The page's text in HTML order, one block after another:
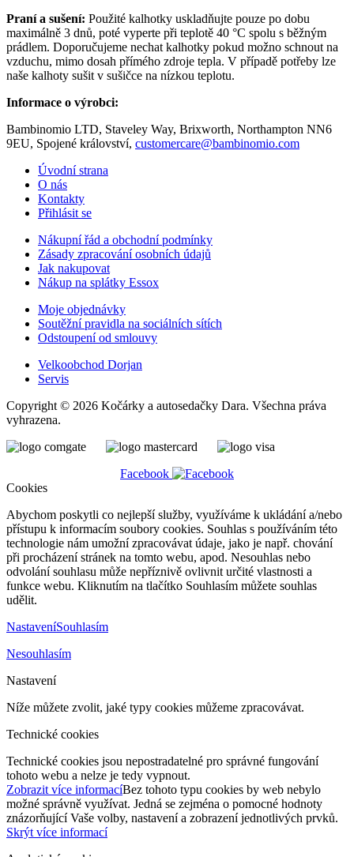
Praní a sušení: Použité kalhotky uskladňujte pouze po dobu
maximálně 3 dnů, poté vyperte při teplotě 40 °C spolu s běžným
prádlem. Doporučujeme nechat kalhotky pokud možno schnout na
vzduchu, mimo dosah přímého zdroje tepla. V případě potřeby lze
naše kalhoty sušit v sušičce na nízkou teplotu.
Informace o výrobci:
Bambinomio LTD, Staveley Way, Brixworth, Northampton NN6
9EU, Spojené království, customercare@bambinomio.com
Úvodní strana
O nás
Kontakty
Přihlásit se
Nákupní řád a obchodní podmínky
Zásady zpracování osobních údajů
Jak nakupovat
Nákup na splátky Essox
Moje objednávky
Soutěžní pravidla na sociálních sítích
Odstoupení od smlouvy
Velkoobchod Dorjan
Servis
Copyright © 2026 Kočárky a autosedačky Dara. Všechna práva
vyhrazena.
Facebook
Cookies
Abychom poskytli co nejlepší služby, využíváme k ukládání a/nebo
přístupu k informacím soubory cookies. Souhlas s používáním této
technologie nám umožní zpracovávat údaje, jako je např. chování
při procházení stránek na tomto webu, apod. Nesouhlas nebo
odvolání souhlasu může nepříznivě ovlivnit určité vlastnosti a
funkce webu. Kliknutím na tlačítko Souhlasím můžete souhlas
udělit.
NastaveníSouhlasím
Nesouhlasím
Nastavení
Níže můžete zvolit, jaké typy cookies můžeme zpracovávat.
Technické cookies
Technické cookies jsou nepostradatelné pro správné fungování
tohoto webu a nelze je tedy vypnout.
Zobrazit více informacíBez tohoto typu cookies by web nebylo
možné správně využívat. Jedná se zejména o pomocné hodnoty
znázorňující Vaše volby, nastavení a zobrazení jednotlivých prvků.
Skrýt více informací